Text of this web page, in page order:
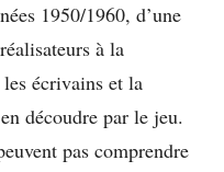
1950/1960, d’une
à la
écrivains et la
découdre par le jeu.
pas comprendre